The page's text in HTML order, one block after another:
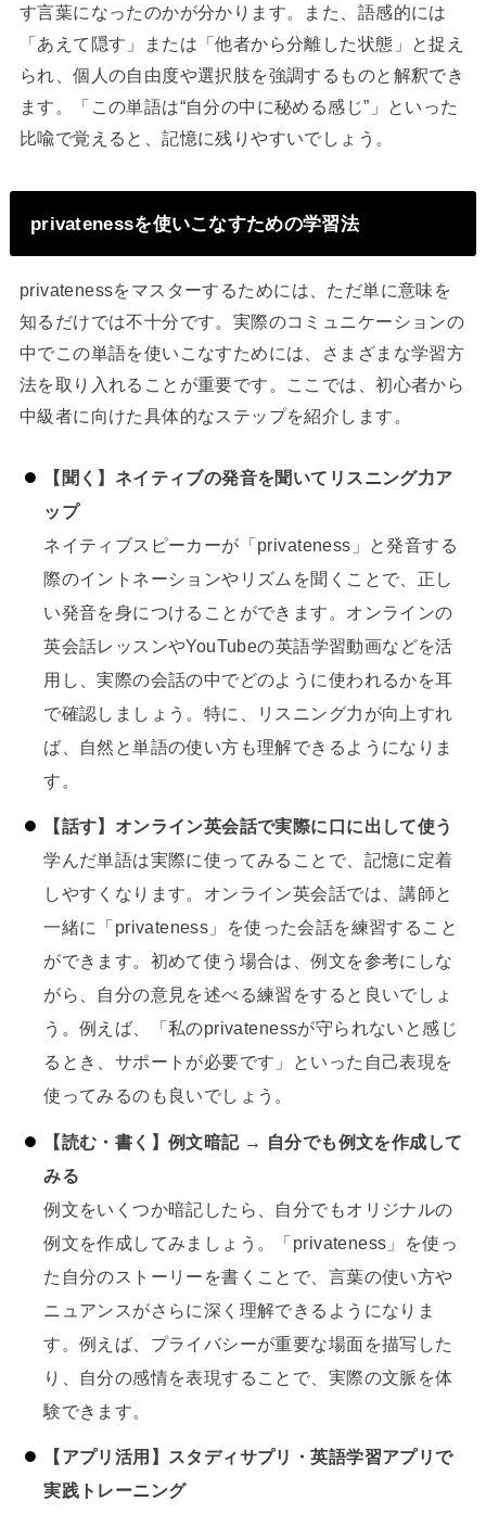
す言葉になったのかが分かります。また、語感的には
「あえて隠す」または「他者から分離した状態」と捉え
られ、個人の自由度や選択肢を強調するものと解釈でき
ます。「この単語は“自分の中に秘める感じ”」といった
比喩で覚えると、記憶に残りやすいでしょう。
privatenessを使いこなすための学習法
privatenessをマスターするためには、ただ単に意味を
知るだけでは不十分です。実際のコミュニケーションの
中でこの単語を使いこなすためには、さまざまな学習方
法を取り入れることが重要です。ここでは、初心者から
中級者に向けた具体的なステップを紹介します。
【聞く】ネイティブの発音を聞いてリスニング力ア
ップ
ネイティブスピーカーが「privateness」と発音する
際のイントネーションやリズムを聞くことで、正し
い発音を身につけることができます。オンラインの
英会話レッスンやYouTubeの英語学習動画などを活
用し、実際の会話の中でどのように使われるかを耳
で確認しましょう。特に、リスニング力が向上すれ
ば、自然と単語の使い方も理解できるようになりま
す。
【話す】オンライン英会話で実際に口に出して使う
学んだ単語は実際に使ってみることで、記憶に定着
しやすくなります。オンライン英会話では、講師と
一緒に「privateness」を使った会話を練習すること
ができます。初めて使う場合は、例文を参考にしな
がら、自分の意見を述べる練習をすると良いでしょ
う。例えば、「私のprivatenessが守られないと感じ
るとき、サポートが必要です」といった自己表現を
使ってみるのも良いでしょう。
【読む・書く】例文暗記 → 自分でも例文を作成して
みる
例文をいくつか暗記したら、自分でもオリジナルの
例文を作成してみましょう。「privateness」を使っ
た自分のストーリーを書くことで、言葉の使い方や
ニュアンスがさらに深く理解できるようになりま
す。例えば、プライバシーが重要な場面を描写した
り、自分の感情を表現することで、実際の文脈を体
験できます。
【アプリ活用】スタディサプリ・英語学習アプリで
実践トレーニング